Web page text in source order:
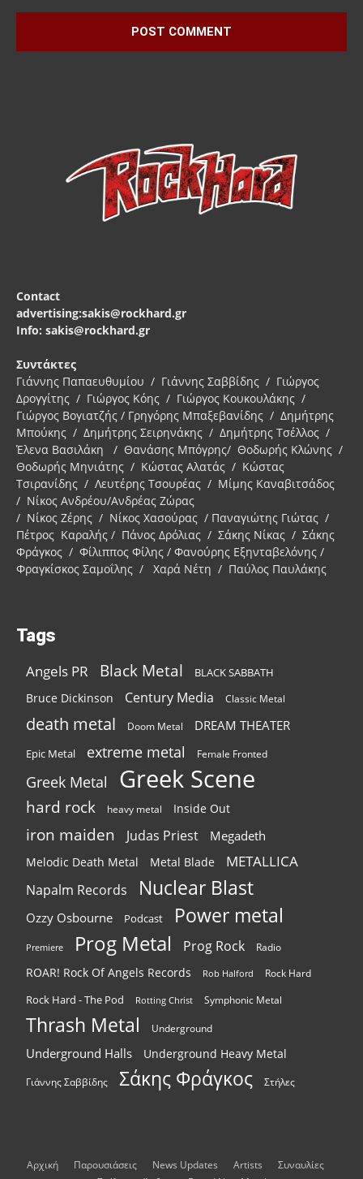
Contact
advertising:sakis@rockhard.gr
Info: sakis@rockhard.gr
Συντάκτες
Γιάννης Παπαευθυμίου / Γιάννης Σαββίδης / Γιώργος
Δρογγίτης / Γιώργος Κόης / Γιώργος Κουκουλάκης /
Γιώργος Βογιατζής / Γρηγόρης Μπαξεβανίδης / Δημήτρης
Μπούκης / Δημήτρης Σειρηνάκης / Δημήτρης Τσέλλος /
Έλενα Βασιλάκη / Θανάσης Μπόγρης/ Θοδωρής Κλώνης /
Θοδωρής Μηνιάτης / Κώστας Αλατάς / Κώστας
Τσιρανίδης / Λευτέρης Τσουρέας / Μίμης Καναβιτσάδος
/ Νίκος Ανδρέου/Ανδρέας Ζώρας
/ Νίκος Ζέρης / Νίκος Χασούρας / Παναγιώτης Γιώτας /
Πέτρος Καραλής / Πάνος Δρόλιας / Σάκης Νίκας / Σάκης
Φράγκος / Φίλιππος Φίλης / Φανούρης Εξηνταβελόνης /
Φραγκίσκος Σαμοΐλης / Χαρά Νέτη / Παύλος Παυλάκης
Tags
Angels PR Black Metal BLACK SABBATH
Bruce Dickinson Century Media Classic Metal
death metal Doom Metal DREAM THEATER
Epic Metal extreme metal Female Fronted
Greek Metal Greek Scene
hard rock heavy metal Inside Out
iron maiden Judas Priest Megadeth
Melodic Death Metal Metal Blade METALLICA
Napalm Records Nuclear Blast
Ozzy Osbourne Podcast Power metal
Premiere Prog Metal Prog Rock Radio
ROAR! Rock Of Angels Records Rob Halford Rock Hard
Rock Hard - The Pod Rotting Christ Symphonic Metal
Thrash Metal Underground
Underground Halls Underground Heavy Metal
Γιάννης Σαββίδης Σάκης Φράγκος Στήλες
Αρχική Παρουσιάσεις News Updates Artists
Συναυλίες